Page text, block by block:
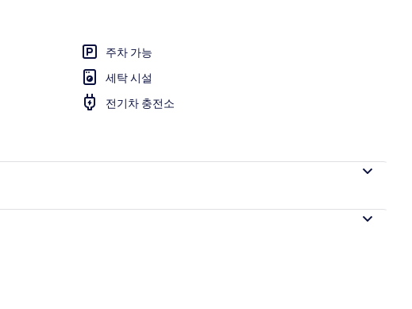
다리미/다리미판, 각각 다른 스타일의 인테리어, 각각 다르게 가구 비치, 침대 시트
주차 가능
세탁 시설
전기차 충전소